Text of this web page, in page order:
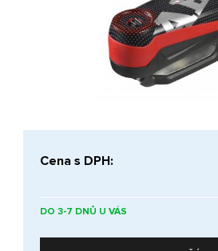
Cena s DPH:
DO 3-7 DNŮ U VÁS